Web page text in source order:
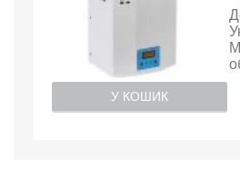
У КОШИК